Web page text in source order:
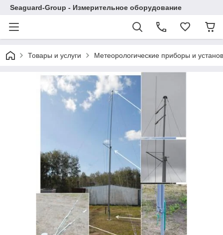
Seaguard-Group - Измерительное оборудование
Товары и услуги Метеорологические приборы и